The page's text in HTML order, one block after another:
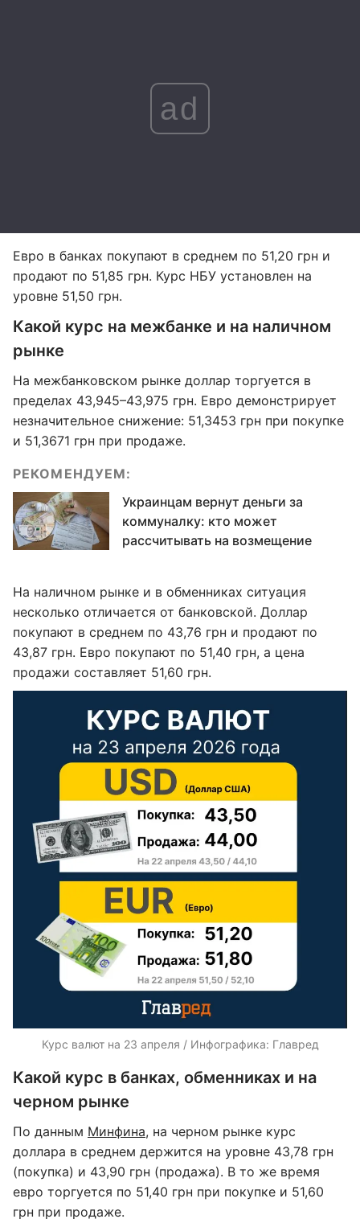
ad
Евро в банках покупают в среднем по 51,20 грн и
продают по 51,85 грн. Курс НБУ установлен на
уровне 51,50 грн.
Какой курс на межбанке и на наличном
рынке
На межбанковском рынке доллар торгуется в
пределах 43,945–43,975 грн. Евро демонстрирует
незначительное снижение: 51,3453 грн при покупке
и 51,3671 грн при продаже.
РЕКОМЕНДУЕМ:
Украинцам вернут деньги за
коммуналку: кто может
рассчитывать на возмещение
На наличном рынке и в обменниках ситуация
несколько отличается от банковской. Доллар
покупают в среднем по 43,76 грн и продают по
43,87 грн. Евро покупают по 51,40 грн, а цена
продажи составляет 51,60 грн.
Курс валют на 23 апреля / Инфографика: Главред
Какой курс в банках, обменниках и на
черном рынке
По данным Минфина, на черном рынке курс
доллара в среднем держится на уровне 43,78 грн
(покупка) и 43,90 грн (продажа). В то же время
евро торгуется по 51,40 грн при покупке и 51,60
грн при продаже.